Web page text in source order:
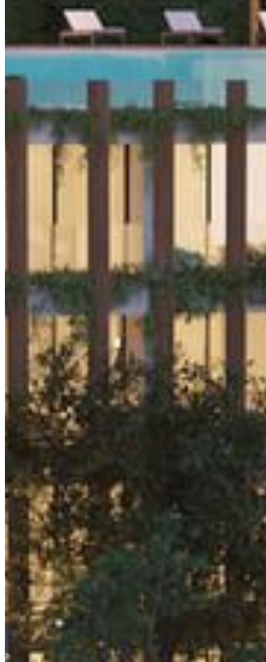
DESCRIPCIÓN
Mistiq Temple – Departamentos de lujo en Tulum.
Mistiq Temple Departamentos en venta en Tulum
Descubre MISTIQ TEMPLE, un santuario donde
majestuosa Riviera Maya. Este proyecto es ideal
para aquellos que buscan un equilibrio entre lujo y
respeto por el medio ambiente. MISTIQ TEMPLE
cuenta con
AMENITIES
6 albercas en rooftop